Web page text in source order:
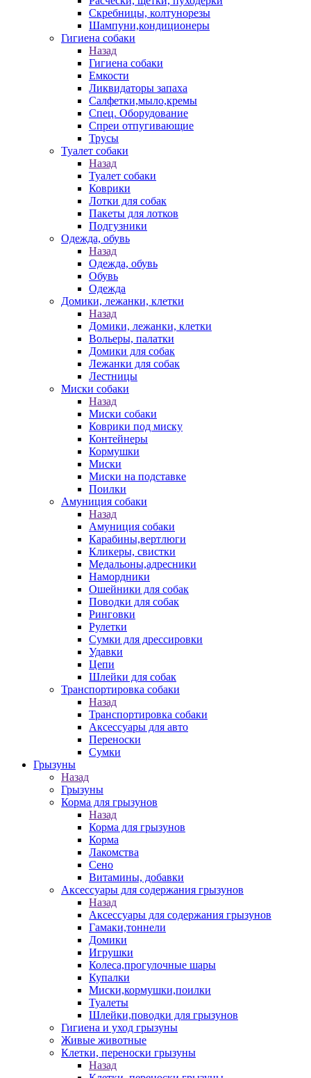
Скребницы, колтунорезы
Шампуни,кондиционеры
Гигиена собаки
Назад
Гигиена собаки
Емкости
Ликвидаторы запаха
Салфетки,мыло,кремы
Спец. Оборудование
Спреи отпугивающие
Трусы
Туалет собаки
Назад
Туалет собаки
Коврики
Лотки для собак
Пакеты для лотков
Подгузники
Одежда, обувь
Назад
Одежда, обувь
Обувь
Одежда
Домики, лежанки, клетки
Назад
Домики, лежанки, клетки
Вольеры, палатки
Домики для собак
Лежанки для собак
Лестницы
Миски собаки
Назад
Миски собаки
Коврики под миску
Контейнеры
Кормушки
Миски
Миски на подставке
Поилки
Амуниция собаки
Назад
Амуниция собаки
Карабины,вертлюги
Кликеры, свистки
Медальоны,адресники
Намордники
Ошейники для собак
Поводки для собак
Ринговки
Рулетки
Сумки для дрессировки
Удавки
Цепи
Шлейки для собак
Транспортировка собаки
Назад
Транспортировка собаки
Аксессуары для авто
Переноски
Сумки
Грызуны
Назад
Грызуны
Корма для грызунов
Назад
Корма для грызунов
Корма
Лакомства
Сено
Витамины, добавки
Аксессуары для содержания грызунов
Назад
Аксессуары для содержания грызунов
Гамаки,тоннели
Домики
Игрушки
Колеса,прогулочные шары
Купалки
Миски,кормушки,поилки
Туалеты
Шлейки,поводки для грызунов
Гигиена и уход грызуны
Живые животные
Клетки, переноски грызуны
Назад